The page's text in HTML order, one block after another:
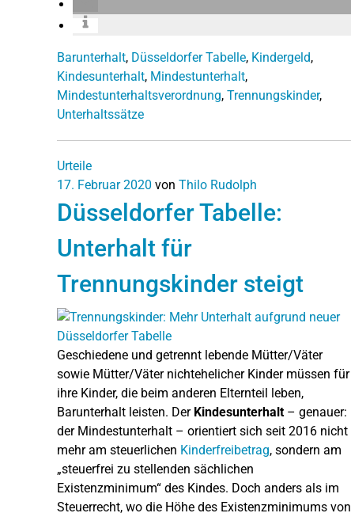
Barunterhalt, Düsseldorfer Tabelle, Kindergeld,
Kindesunterhalt, Mindestunterhalt,
Mindestunterhaltsverordnung, Trennungskinder,
Unterhaltssätze
Urteile
17. Februar 2020 von Thilo Rudolph
Düsseldorfer Tabelle:
Unterhalt für
Trennungskinder steigt
Geschiedene und getrennt lebende Mütter/Väter
sowie Mütter/Väter nichtehelicher Kinder müssen für
ihre Kinder, die beim anderen Elternteil leben,
Barunterhalt leisten. Der Kindesunterhalt– genauer:
der Mindestunterhalt – orientiert sich seit 2016 nicht
mehr am steuerlichen Kinderfreibetrag, sondern am
„steuerfrei zu stellenden sächlichen
Existenzminimum“ des Kindes. Doch anders als im
Steuerrecht, wo die Höhe des Existenzminimums von